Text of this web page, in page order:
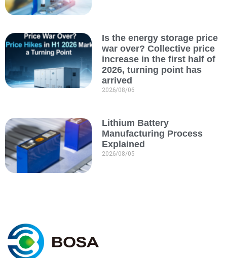
Is the energy storage price
war over? Collective price
increase in the first half of
2026, turning point has
arrived
2026/08/06
Lithium Battery
Manufacturing Process
Explained
2026/08/05